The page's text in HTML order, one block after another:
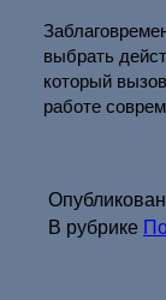
выбрать
который
работе
В рубрике